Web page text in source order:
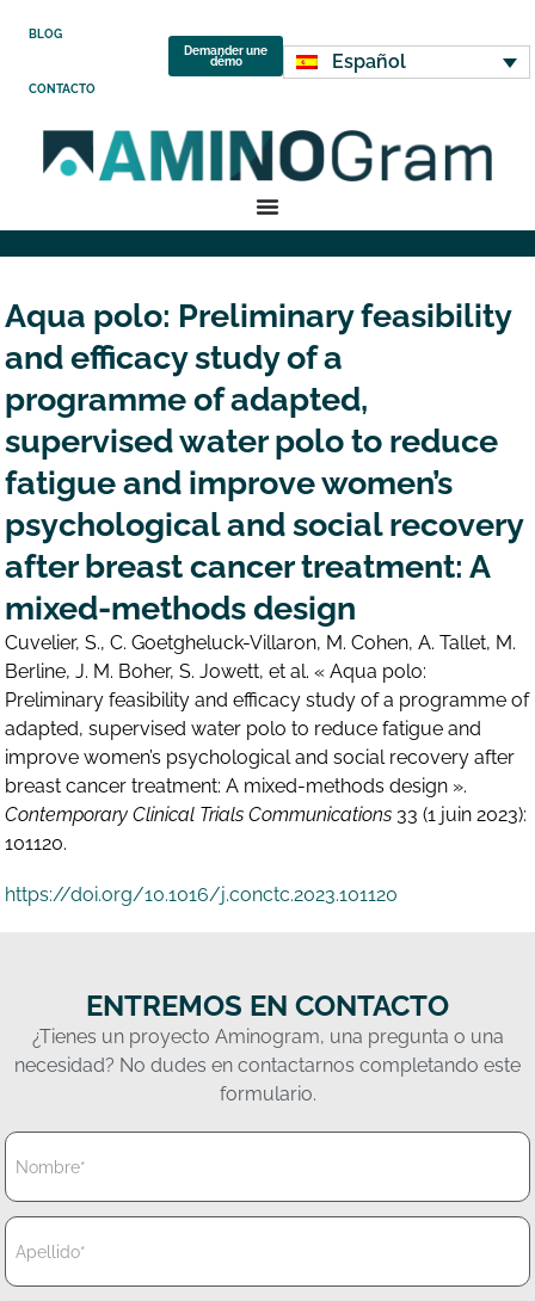
BLOG
CONTACTO
Demander une
démo
Español
Aqua polo: Preliminary feasibility
and efficacy study of a
programme of adapted,
supervised water polo to reduce
fatigue and improve women’s
psychological and social recovery
after breast cancer treatment: A
mixed-methods design
Cuvelier, S., C. Goetgheluck-Villaron, M. Cohen, A. Tallet, M.
Berline, J. M. Boher, S. Jowett, et al. « Aqua polo:
Preliminary feasibility and efficacy study of a programme of
adapted, supervised water polo to reduce fatigue and
improve women’s psychological and social recovery after
breast cancer treatment: A mixed-methods design ».
Contemporary Clinical Trials Communications 33 (1 juin 2023):
101120.
https://doi.org/10.1016/j.conctc.2023.101120
ENTREMOS EN CONTACTO
¿Tienes un proyecto Aminogram, una pregunta o una
necesidad? No dudes en contactarnos completando este
formulario.